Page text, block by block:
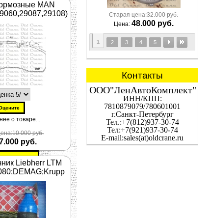
MAN
о товаре...
руб.
руб.
Liebherr LTM
Старая цена:32.000 руб.
Цена: 48.000 руб.
1 2 3 4 5
Контакты
ООО"ЛенАвтоКомплект"
ИНН/КПП:
7810879079/780601001
г.Санкт-Петербург
Тел.:+7(812)937-30-74
Тел:+7(921)937-30-74
E-mail:sales(at)oldcrane.ru